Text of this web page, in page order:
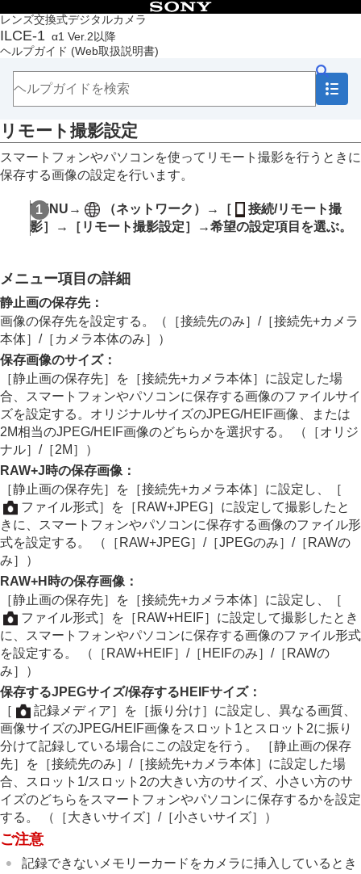
レンズ交換式デジタルカメラ
ILCE-1 α1 Ver.2以降
ヘルプガイド (Web取扱説明書)
目次
トップページ
ヘルプガイドの使いかた
本体と付属品を確認する
本機の基本操作
準備/基本的な撮影
MENU一覧から機能を探す
撮影機能を活用する
再生する
カメラの設定を変更する
C3 Portal
Monitor & Control
カメラとスマートフォンをペアリングする（スマ
ートフォン接続 ）
スマートフォンをリモコンとして使う
スマートフォンをリモコンとして使う
リモート撮影設定
スマートフォンに画像を転送する
カメラの電源OFF中に接続する
スマートフォンから位置情報を取得する
パソコンでできること
クラウドサービスを利用する
資料
故障かな？と思ったら
リモート撮影設定
スマートフォンやパソコンを使ってリモート撮影を行うときに
保存する画像の設定を行います。
MENU→ （ネットワーク ）→ ［
接続/リモート撮
影］
→ ［リモート撮影設定］ →希望の設定項目を選ぶ。
メニュー項目の詳細
静止画の保存先：
画像の保存先を設定する。（
［接続先のみ］ /［接続先+カメラ
本体］ /［カメラ本体のみ］
）
保存画像のサイズ：
［静止画の保存先］
を ［接続先+カメラ本体］ に設定した場
合、スマートフォンやパソコンに保存する画像のファイルサイ
ズを設定する。オリジナルサイズのJPEG/HEIF画像、または
2M相当のJPEG/HEIF画像のどちらかを選択する。 （
［オリジ
ナル］ /［2M］
）
RAW+J時の保存画像 ：
［静止画の保存先］
を ［接続先+カメラ本体］ に設定し、
［
ファイル形式］
を ［RAW+JPEG］ に設定して撮影したと
きに、スマートフォンやパソコンに保存する画像のファイル形
式を設定する。 （
［RAW+JPEG］ /［JPEGのみ］ /［RAWの
み］
）
RAW+H時の保存画像 ：
［静止画の保存先］
を ［接続先+カメラ本体］ に設定し、
［
ファイル形式］
を ［RAW+HEIF］ に設定して撮影したとき
に、スマートフォンやパソコンに保存する画像のファイル形式
を設定する。 （
［RAW+HEIF］ /［HEIFのみ］ /［RAWの
み］
）
保存するJPEGサイズ/保存するHEIFサイズ：
［
記録メディア］ を ［振り分け］ に設定し、異なる画質、
画像サイズのJPEG/HEIF画像をスロット1とスロット2に振り
分けて記録している場合にこの設定を行う。
［静止画の保存
先］
を ［接続先のみ］ /［接続先+カメラ本体］ に設定した場
合、スロット1/スロット2の大きい方のサイズ、小さい方のサ
イズのどちらをスマートフォンやパソコンに保存するかを設定
する。 （
［大きいサイズ］ /［小さいサイズ］ ）
ご注意
記録できないメモリーカードをカメラに挿入しているとき